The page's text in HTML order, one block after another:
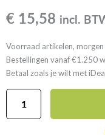
€ 15,58 incl.
Voorraad artikelen,
Bestellingen vanaf €1.250
Betaal zoals je wilt met
GutJahr
TerraMaxx
TSL